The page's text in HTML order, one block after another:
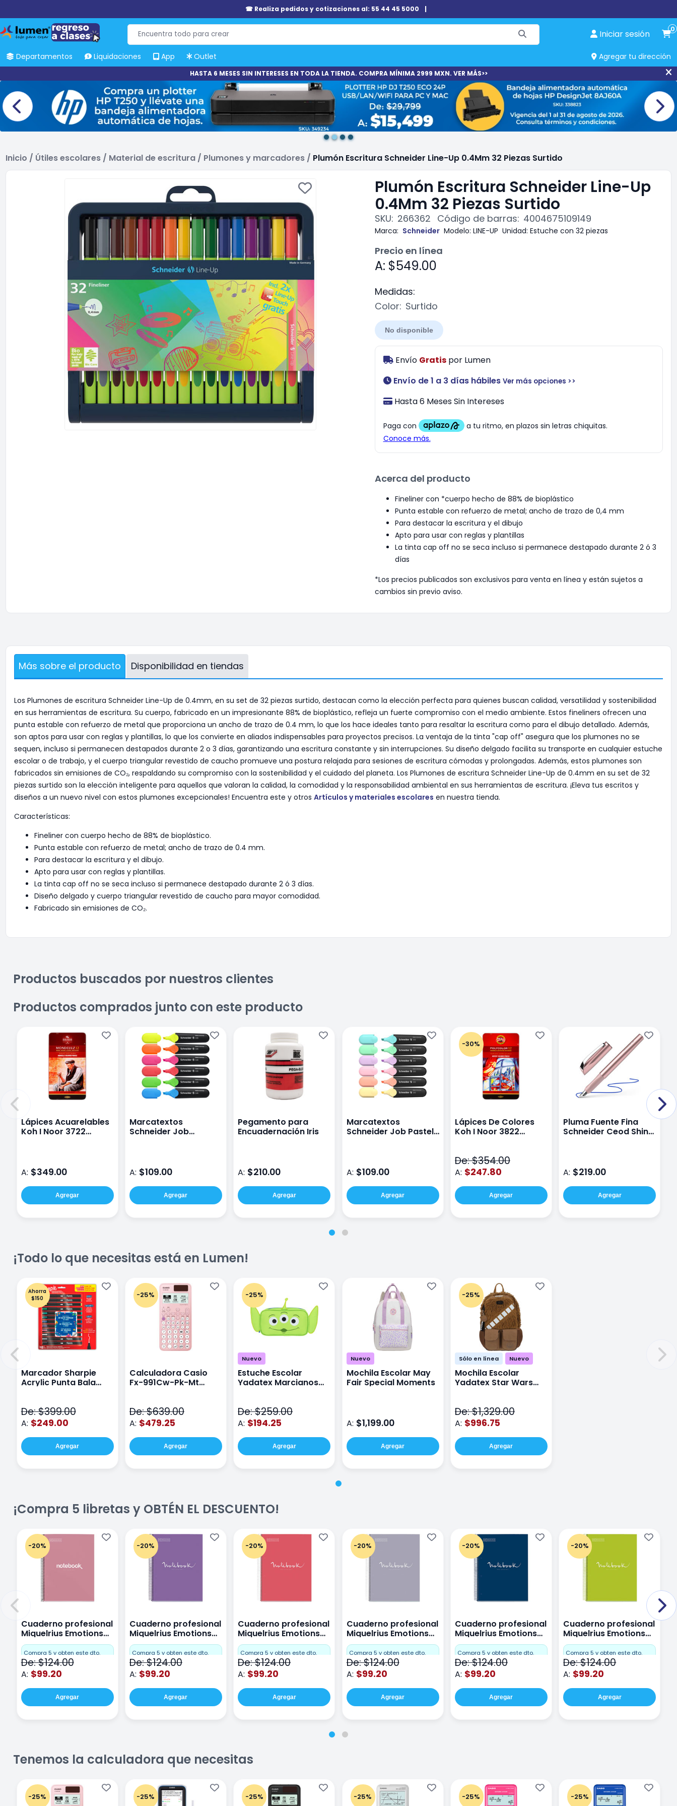
☎ Realiza pedidos y cotizaciones al: 55 44 45 5000 |
Iniciar sesión 0
Departamentos Liquidaciones App Outlet Agregar tu dirección
HASTA 6 MESES SIN INTERESES EN TODA LA TIENDA. COMPRA MÍNIMA 2999 MXN. VER MÁS>>
Inicio / Útiles escolares / Material de escritura / Plumones y marcadores / Plumón Escritura Schneider Line-Up 0.4Mm 32 Piezas Surtido
Plumón Escritura Schneider Line-Up
0.4Mm 32 Piezas Surtido
SKU: 266362 Código de barras: 4004675109149
Marca: Schneider Modelo: LINE-UP Unidad: Estuche con 32 piezas
Precio en línea
A: $549.00
Medidas:
Color: Surtido
No disponible
Envío Gratispor Lumen
Envío de 1 a 3 días hábiles Ver más opciones >>
Hasta 6 Meses Sin Intereses
Acerca del producto
Fineliner con *cuerpo hecho de 88% de bioplástico
Punta estable con refuerzo de metal; ancho de trazo de 0,4 mm
Para destacar la escritura y el dibujo
Apto para usar con reglas y plantillas
La tinta cap off no se seca incluso si permanece destapado durante 2 ó 3
días
*Los precios publicados son exclusivos para venta en línea y están sujetos a
cambios sin previo aviso.
Más sobre el producto Disponibilidad en tiendas
Los Plumones de escritura Schneider Line-Up de 0.4mm, en su set de 32 piezas surtido, destacan como la elección perfecta para quienes buscan calidad, versatilidad y sostenibilidad
en sus herramientas de escritura. Su cuerpo, fabricado en un impresionante 88% de bioplástico, refleja un fuerte compromiso con el medio ambiente. Estos fineliners ofrecen una
punta estable con refuerzo de metal que proporciona un ancho de trazo de 0.4 mm, lo que los hace ideales tanto para resaltar la escritura como para el dibujo detallado. Además,
son aptos para usar con reglas y plantillas, lo que los convierte en aliados indispensables para proyectos precisos. La ventaja de la tinta "cap off" asegura que los plumones no se
sequen, incluso si permanecen destapados durante 2 o 3 días, garantizando una escritura constante y sin interrupciones. Su diseño delgado facilita su transporte en cualquier estuche
escolar o de trabajo, y el cuerpo triangular revestido de caucho promueve una postura relajada para sesiones de escritura cómodas y prolongadas. Además, estos plumones son
fabricados sin emisiones de CO₂, respaldando su compromiso con la sostenibilidad y el cuidado del planeta. Los Plumones de escritura Schneider Line-Up de 0.4mm en su set de 32
piezas surtido son la elección inteligente para aquellos que valoran la calidad, la comodidad y la responsabilidad ambiental en sus herramientas de escritura. ¡Eleva tus escritos y
diseños a un nuevo nivel con estos plumones excepcionales! Encuentra este y otros Artículos y materiales escolares en nuestra tienda.
Características:
Fineliner con cuerpo hecho de 88% de bioplástico.
Punta estable con refuerzo de metal; ancho de trazo de 0.4 mm.
Para destacar la escritura y el dibujo.
Apto para usar con reglas y plantillas.
La tinta cap off no se seca incluso si permanece destapado durante 2 ó 3 días.
Diseño delgado y cuerpo triangular revestido de caucho para mayor comodidad.
Fabricado sin emisiones de CO₂.
Productos buscados por nuestros clientes
Productos comprados junto con este producto
Lápices Acuarelables
Koh I Noor 3722
A: $349.00
Agregar
Marcatextos
Schneider Job
A: $109.00
Agregar
Pegamento para
Encuadernación Iris
A: $210.00
Agregar
Marcatextos
Schneider Job Pastel
A: $109.00
Agregar
-30%
Lápices De Colores
Koh I Noor 3822
De: $354.00
A: $247.80
Agregar
Pluma Fuente Fina
Schneider Ceod Shiny
A: $219.00
Agregar
¡Todo lo que necesitas está en Lumen!
Ahorra
$150
Marcador Sharpie
Acrylic Punta Bala
De: $399.00
A: $249.00
Agregar
-25%
Calculadora Casio
Fx-991Cw-Pk-Mt
De: $639.00
A: $479.25
Agregar
-25%
Nuevo
Estuche Escolar
Yadatex Marcianos
De: $259.00
A: $194.25
Agregar
Nuevo
Mochila Escolar May
Fair Special Moments
A: $1,199.00
Agregar
-25%
Sólo en línea Nuevo
Mochila Escolar
Yadatex Star Wars
De: $1,329.00
A: $996.75
Agregar
¡Compra 5 libretas y OBTÉN EL DESCUENTO!
-20%
Cuaderno profesional
Miquelrius Emotions
Cuadro Chico 80
hojas Rosa
Compra 5 y obten este dto.
De: $124.00
A: $99.20
Agregar
-20%
Cuaderno profesional
Miquelrius Emotions
raya 80 hojas Purpura
Compra 5 y obten este dto.
De: $124.00
A: $99.20
Agregar
-20%
Cuaderno profesional
Miquelrius Emotions
raya 80 hojas Coral
Compra 5 y obten este dto.
De: $124.00
A: $99.20
Agregar
-20%
Cuaderno profesional
Miquelrius Emotions
raya 80 hojas Gris
Compra 5 y obten este dto.
De: $124.00
A: $99.20
Agregar
-20%
Cuaderno profesional
Miquelrius Emotions
Dots 80 hojas
Compra 5 y obten este dto.
De: $124.00
A: $99.20
Agregar
-20%
Cuaderno profesional
Miquelrius Emotions
Dots 80 hojas Lima
Compra 5 y obten este dto.
De: $124.00
A: $99.20
Agregar
Tenemos la calculadora que necesitas
-25% -25% -25% -25% -25% -25%